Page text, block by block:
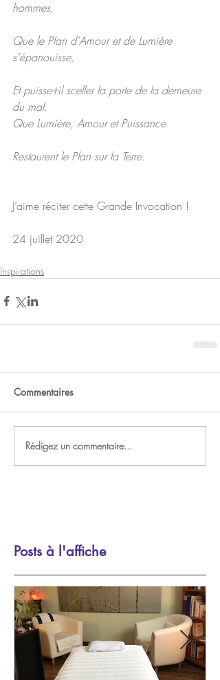
hommes,
Que le Plan d'Amour et de Lumière
s'épanouisse,
Et puisse-t-il sceller la porte de la demeure
du mal.
Que Lumière, Amour et Puissance
Restaurent le Plan sur la Terre.
J’aime réciter cette Grande Invocation !
24 juillet 2020
Inspirations
Commentaires
Rédigez un commentaire...
Posts à l'affiche